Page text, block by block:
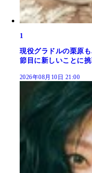
1
現役グラドルの栗原
節目に新しいことに
2026年08月10日 21:00